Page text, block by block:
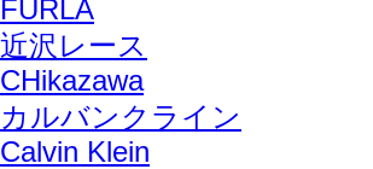
FURLA
近沢レース
CHikazawa
カルバンクライン
Calvin Klein